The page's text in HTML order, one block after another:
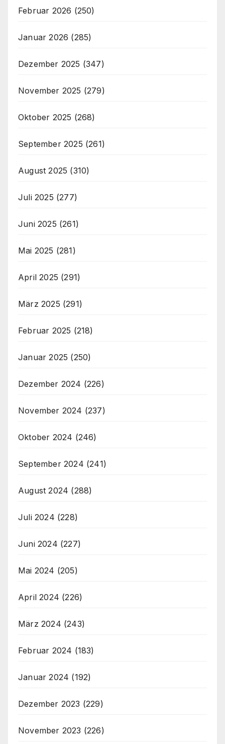
Februar 2026 (250)
Januar 2026 (285)
Dezember 2025 (347)
November 2025 (279)
Oktober 2025 (268)
September 2025 (261)
August 2025 (310)
Juli 2025 (277)
Juni 2025 (261)
Mai 2025 (281)
April 2025 (291)
März 2025 (291)
Februar 2025 (218)
Januar 2025 (250)
Dezember 2024 (226)
November 2024 (237)
Oktober 2024 (246)
September 2024 (241)
August 2024 (288)
Juli 2024 (228)
Juni 2024 (227)
Mai 2024 (205)
April 2024 (226)
März 2024 (243)
Februar 2024 (183)
Januar 2024 (192)
Dezember 2023 (229)
November 2023 (226)